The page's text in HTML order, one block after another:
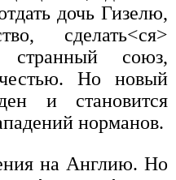
дочь Гизелю,
сделать<ся>
странный союз,
Но новый
и становится
норманов.
на Англию. Но